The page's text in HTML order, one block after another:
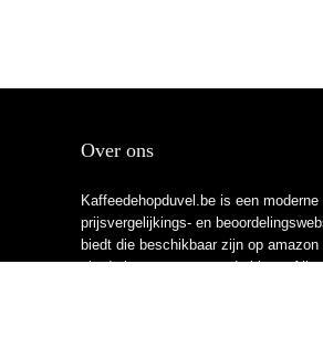
Over ons
Kaffeedehopduvel.be is een moderne
prijsvergelijkings- en
biedt die beschikbaar zijn op
via de laatst toegevoegde blogs. Alle